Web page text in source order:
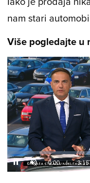
nam stari
Više pogledajte u
Unmute /
Loaded:
7.21%